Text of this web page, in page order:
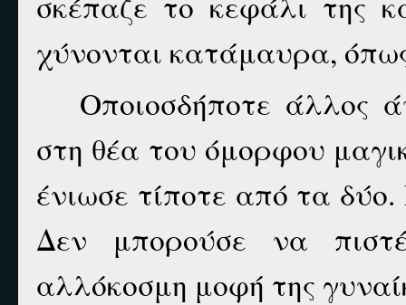
χύνονται κατάμαυρα,
Οποιοσδήποτε άλλος
στη θέα του όμορφου
ένιωσε τίποτε από τα
Δεν μπορούσε να
αλλόκοσμη μοφή της